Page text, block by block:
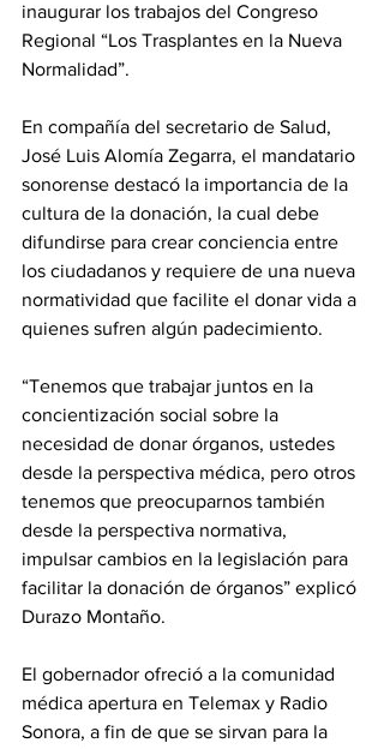
inaugurar los trabajos del Congreso
Regional “Los Trasplantes en la Nueva
Normalidad”.
En compañía del secretario de Salud,
José Luis Alomía Zegarra, el mandatario
sonorense destacó la importancia de la
cultura de la donación, la cual debe
difundirse para crear conciencia entre
los ciudadanos y requiere de una nueva
normatividad que facilite el donar vida a
quienes sufren algún padecimiento.
“Tenemos que trabajar juntos en la
concientización social sobre la
necesidad de donar órganos, ustedes
desde la perspectiva médica, pero otros
tenemos que preocuparnos también
desde la perspectiva normativa,
impulsar cambios en la legislación para
facilitar la donación de órganos” explicó
Durazo Montaño.
El gobernador ofreció a la comunidad
médica apertura en Telemax y Radio
Sonora, a fin de que se sirvan para la